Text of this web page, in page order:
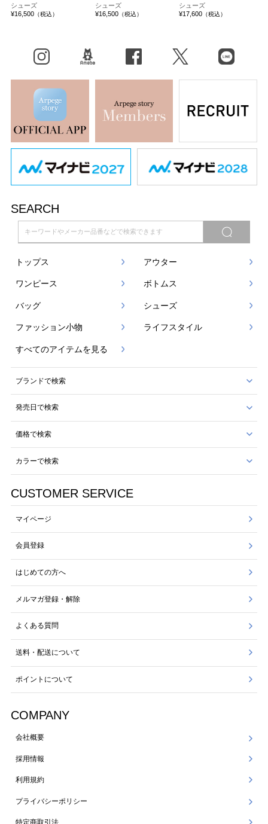
シューズ
¥16,500（税込）
シューズ
¥16,500（税込）
シューズ
¥17,600 （税込）
X（旧Twitter） LINE
SEARCH
トップス アウター
ワンピース ボトムス
バッグ シューズ
ファッション小物 ライフスタイル
すべてのアイテムを見る
ブランドで検索
発売日で検索
価格で検索
カラーで検索
CUSTOMER SERVICE
マイページ
会員登録
はじめての方へ
メルマガ登録・解除
よくある質問
送料・配送について
ポイントについて
COMPANY
会社概要
採用情報
利用規約
プライバシーポリシー
特定商取引法